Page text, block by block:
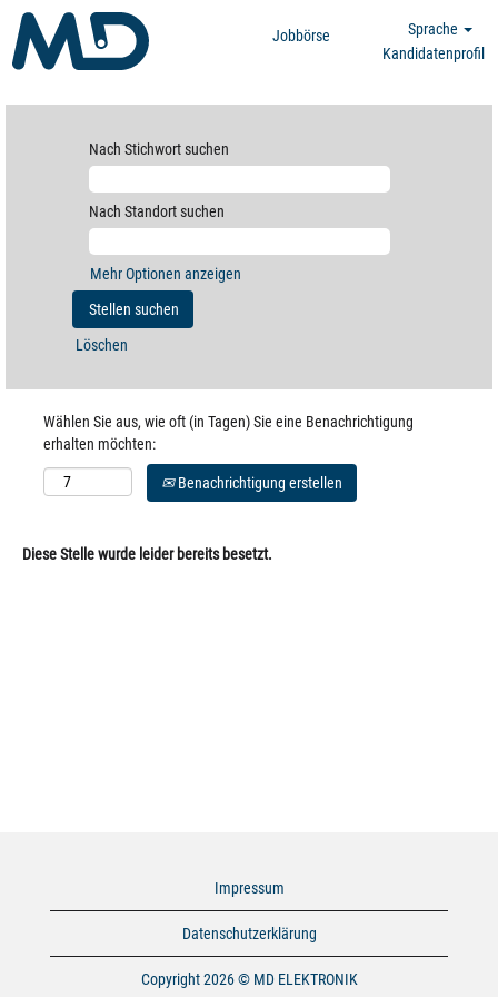
Jobbörse
Sprache
Kandidatenprofil
Nach Stichwort suchen
Nach Standort suchen
Mehr Optionen anzeigen
Löschen
Wählen Sie aus, wie oft (in Tagen) Sie eine Benachrichtigung
erhalten möchten:
Benachrichtigung erstellen
Diese Stelle wurde leider bereits besetzt.
Impressum
Datenschutzerklärung
Copyright 2026 © MD ELEKTRONIK